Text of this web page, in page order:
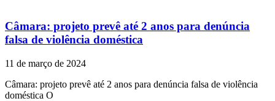
Câmara: projeto prevê até 2 anos para denúncia
falsa de violência doméstica
11 de março de 2024
Câmara: projeto prevê até 2 anos para denúncia falsa de violência
doméstica O